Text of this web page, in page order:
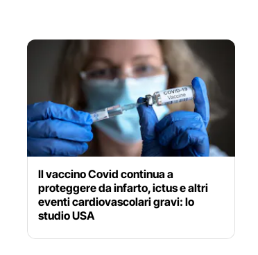
Il vaccino Covid continua a
proteggere da infarto, ictus e altri
eventi cardiovascolari gravi: lo
studio USA